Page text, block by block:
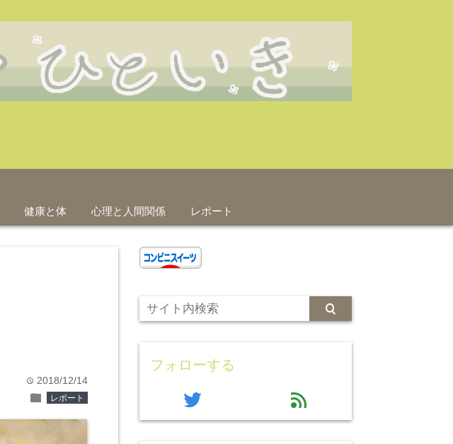
健康と体 心理と人間関係 レポート
time 2018/12/14
folder レポート
フォローする
twitter feed